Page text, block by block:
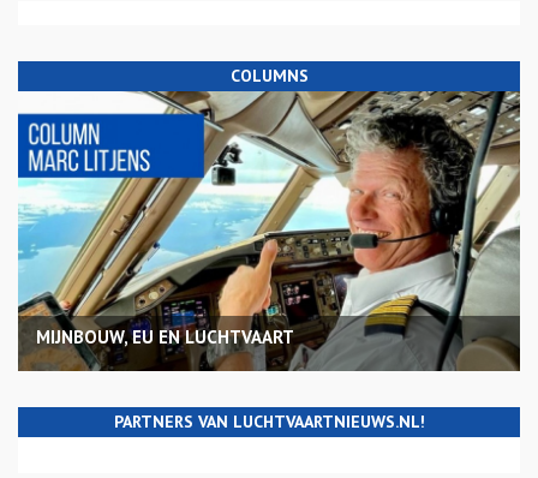
COLUMNS
MIJNBOUW, EU EN LUCHTVAART
PARTNERS VAN LUCHTVAARTNIEUWS.NL!